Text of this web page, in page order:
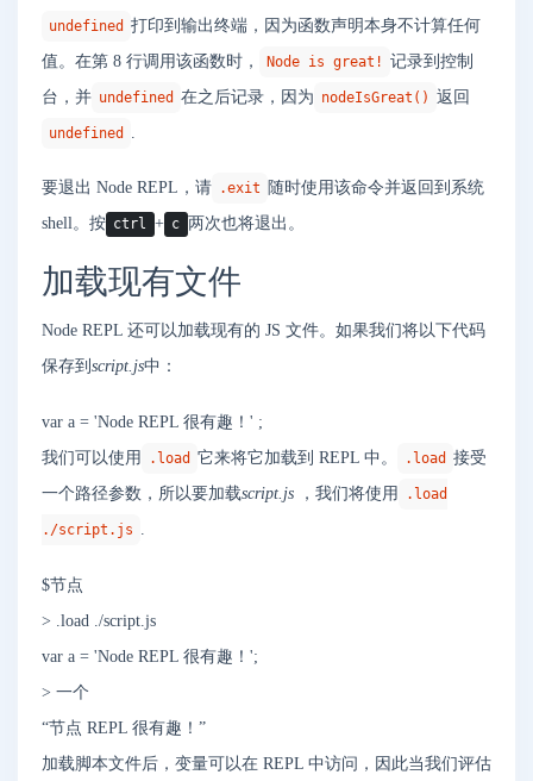
undefined 打印到输出终端，因为函数声明本身不计算任何
值。在第 8 行调用该函数时，
Node is great! 记录到控制
台，并 undefined 在之后记录，因为 nodeIsGreat() 返回
undefined
要退出 Node REPL，请 .exit
随时使用该命令并返回到系统
shell。按 ctrl + c 两次也将退出。
加载现有文件
Node REPL 还可以加载现有的 JS 文件。如果我们将以下代码
保存到 script.js中：
var a = 'Node REPL 很有趣！' ;
我们可以使用
.load 它来将它加载到 REPL 中。 .load 接受
一个路径参数，所以要加载script.js ，我们将使用 .load
./script.js .
$节点
> .load ./script.js
var a = 'Node REPL 很有趣！';
> 一个
“节点 REPL 很有趣！”
加载脚本文件后，变量可以在 REPL 中访问，因此当我们评估